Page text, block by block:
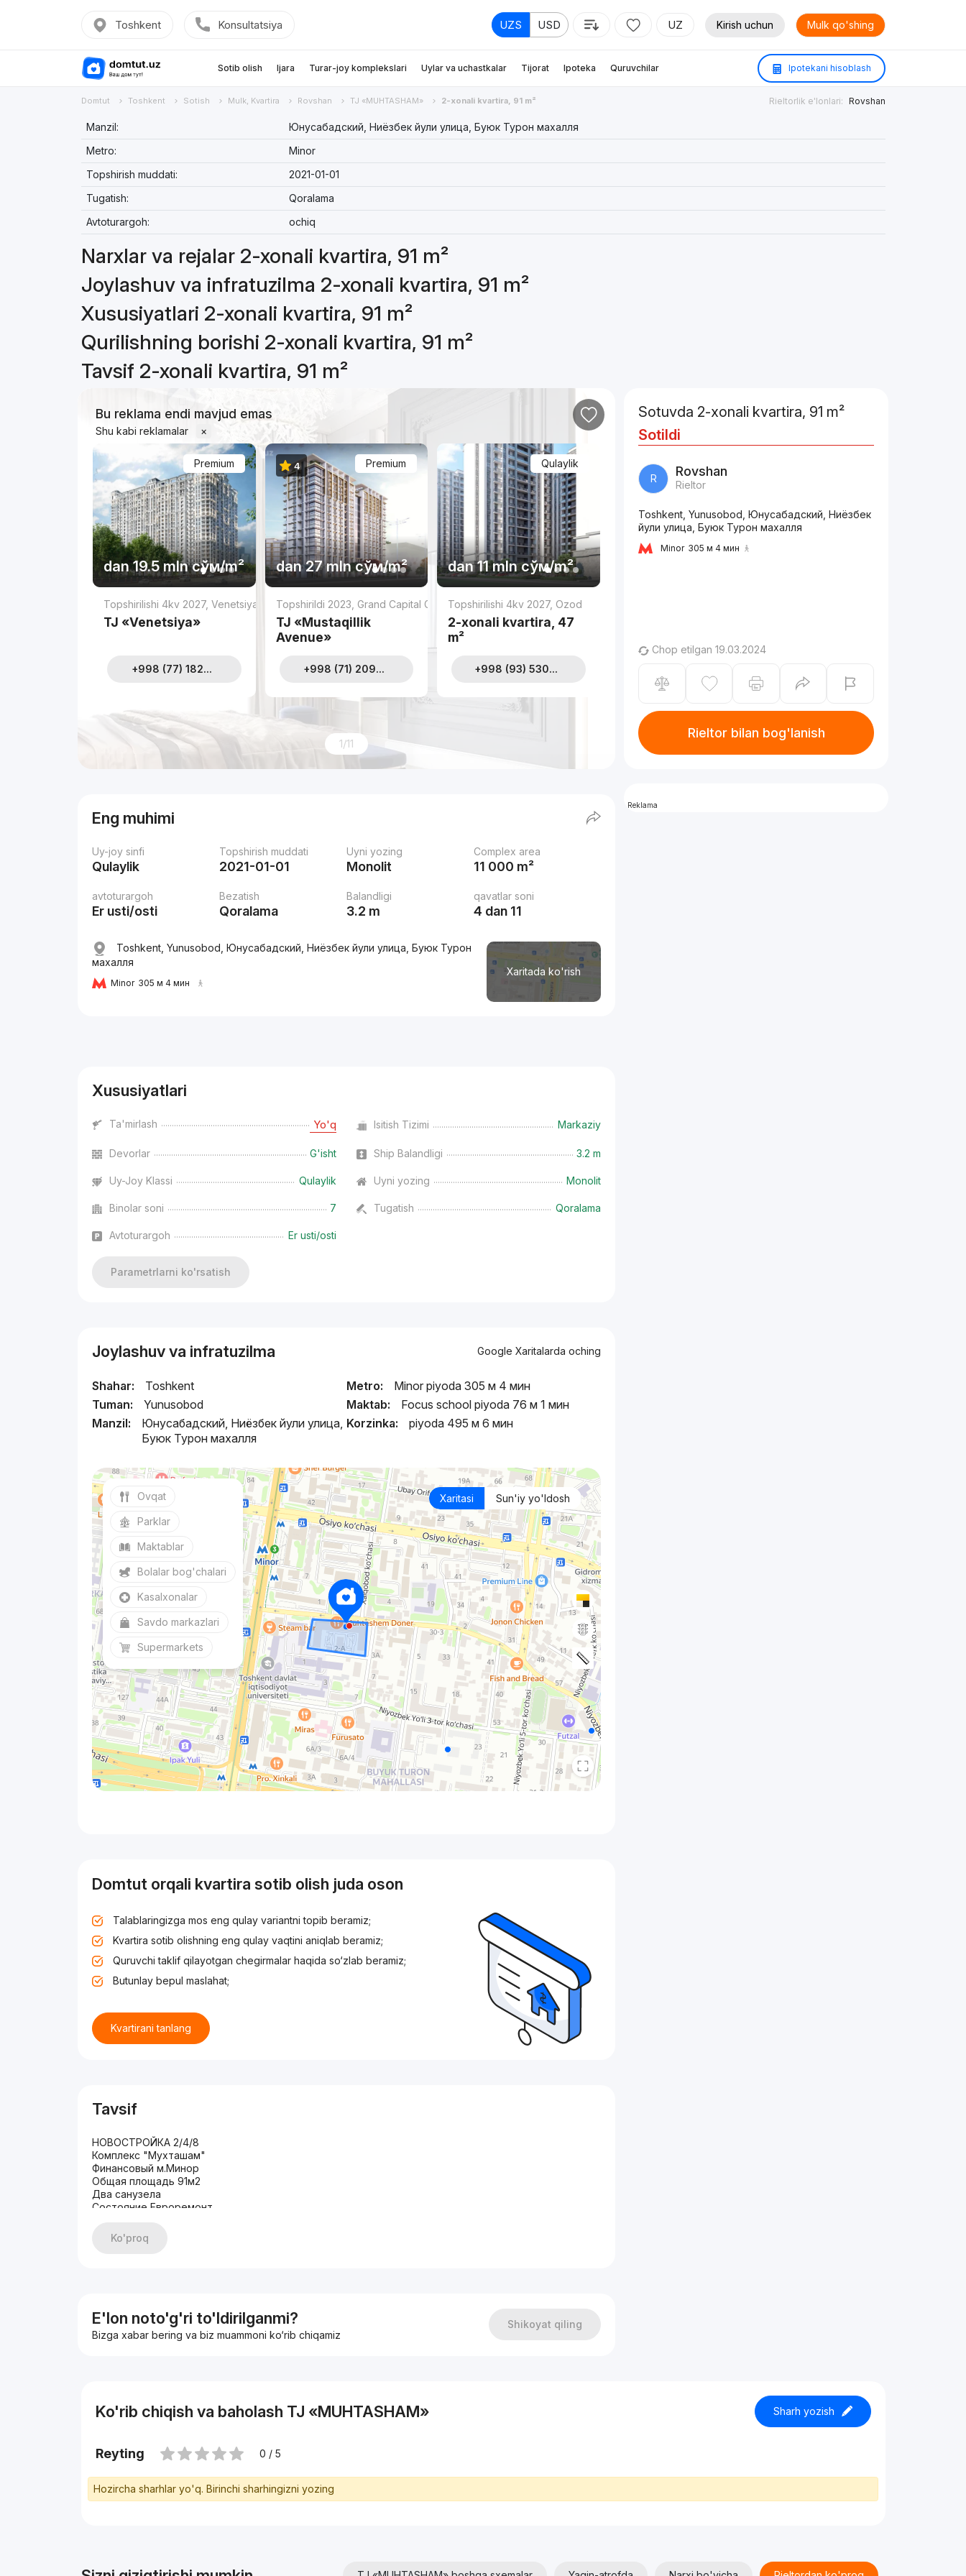
Toshkent Konsultatsiya UZS USD UZ Kirish uchun Mulk qo'shing
Sotib olish Ijara Turar-joy komplekslari Uylar va uchastkalar Tijorat Ipoteka Quruvchilar Ipotekani hisoblash
Domtut Toshkent Sotish Mulk, Kvartira Rovshan TJ «MUHTASHAM» 2-xonali kvartira, 91 m² Rieltorlik e'lonlari: Rovshan
Manzil:
Юнусабадский, Ниёзбек йули улица, Буюк Турон махалля
Metro:
Minor
Topshirish muddati:
2021-01-01
Tugatish:
Qoralama
Avtoturargoh:
ochiq
Narxlar va rejalar 2-xonali kvartira, 91 m²
Joylashuv va infratuzilma 2-xonali kvartira, 91 m²
Xususiyatlari 2-xonali kvartira, 91 m²
Qurilishning borishi 2-xonali kvartira, 91 m²
Tavsif 2-xonali kvartira, 91 m²
Bu reklama endi mavjud emas
Shu kabi reklamalar ×
Premium
dan19.5 mln сўм/m²
Topshirilishi 4kv 2027,Venetsiya
TJ «Venetsiya»
+998 (77) 182...
Premium
dan27 mln сўм/m²
4
Topshirildi 2023 Grand Capital Group
TJ «Mustaqillik
Avenue»
+998 (71) 209...
Qulaylik
dan11 mln сўм/m²
Topshirilishi 4kv 2027, Ozod
2-xonali kvartira, 47
m²
+998 (93) 530...
1/11
Eng muhimi
Uy-joy sinfi
Qulaylik
Topshirish muddati
2021-01-01
Uyni yozing
Monolit
Complex area
11 000 m²
avtoturargoh
Er usti/osti
Bezatish
Qoralama
Balandligi
3.2 m
qavatlar soni
4 dan 11
Xaritada ko'rish
Toshkent, Yunusobod, Юнусабадский, Ниёзбек йули улица, Буюк Турон
махалля
Minor 305 м 4 мин
Xususiyatlari
Ta'mirlash Yo'q Isitish Tizimi Markaziy
Devorlar G'isht Ship Balandligi 3.2 m
Uy-Joy Klassi Qulaylik Uyni yozing Monolit
Binolar soni 7 Tugatish Qoralama
Avtoturargoh Er usti/osti
Parametrlarni ko'rsatish
Joylashuv va infratuzilma Google Xaritalarda oching
Shahar:
Toshkent
Tuman:
Yunusobod
Manzil:
Юнусабадский, Ниёзбек йули улица,
Буюк Турон махалля
Metro:
Minor piyoda 305 м 4 мин
Maktab:
Focus school piyoda 76 м 1 мин
Korzinka:
piyoda 495 м 6 мин
Xaritasi Sun'iy yo'ldosh
Ovqat
Parklar
Maktablar
Bolalar bog'chalari
Kasalxonalar
Savdo markazlari
Supermarkets
Domtut orqali kvartira sotib olish juda oson
Talablaringizga mos eng qulay variantni topib beramiz;
Kvartira sotib olishning eng qulay vaqtini aniqlab beramiz;
Quruvchi taklif qilayotgan chegirmalar haqida so‘zlab beramiz;
Butunlay bepul maslahat;
Kvartirani tanlang
Tavsif
НОВОСТРОЙКА 2/4/8
Комплекс "Мухташам"
Финансовый м.Минор
Общая площадь 91м2
Два санузела
Состояние Евроремонт
Укомплектована/новая
ЦЕНА: 190.000 у.е.
Ko'proq
E'lon noto'g'ri to'ldirilganmi?
Bizga xabar bering va biz muammoni ko‘rib chiqamiz
Shikoyat qiling
Sotuvda 2-xonali kvartira, 91 m²
Sotildi
R Rovshan
Rieltor
Toshkent, Yunusobod, Юнусабадский, Ниёзбек
йули улица, Буюк Турон махалля
Minor 305 м 4 мин
Chop etilgan 19.03.2024
Rieltor bilan bog'lanish
Reklama
Ko'rib chiqish va baholash TJ «MUHTASHAM» Sharh yozish
Reyting 0 / 5
Hozircha sharhlar yo'q. Birinchi sharhingizni yozing